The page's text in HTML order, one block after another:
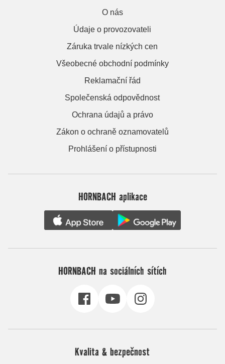
O nás
Údaje o provozovateli
Záruka trvale nízkých cen
Všeobecné obchodní podmínky
Reklamační řád
Společenská odpovědnost
Ochrana údajů a právo
Zákon o ochraně oznamovatelů
Prohlášení o přístupnosti
HORNBACH aplikace
HORNBACH na sociálních sítích
Kvalita & bezpečnost